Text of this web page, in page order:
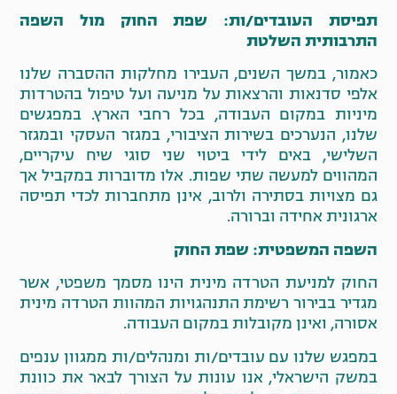
תפיסת העובדים/ות: שפת החוק מול השפה
התרבותית השלטת
כאמור, במשך השנים, העבירו מחלקות ההסברה שלנו
אלפי סדנאות והרצאות על מניעה ועל טיפול בהטרדות
מיניות במקום העבודה, בכל רחבי הארץ. במפגשים
שלנו, הנערכים בשירות הציבורי, במגזר העסקי ובמגזר
השלישי, באים לידי ביטוי שני סוגי שיח עיקריים,
המהווים למעשה שתי שפות. אלו מדוברות במקביל אך
גם מצויות בסתירה ולרוב, אינן מתחברות לכדי תפיסה
ארגונית אחידה וברורה.
השפה המשפטית: שפת החוק
החוק למניעת הטרדה מינית הינו מסמך משפטי, אשר
מגדיר בבירור רשימת התנהגויות המהוות הטרדה מינית
אסורה, ואינן מקובלות במקום העבודה.
במפגש שלנו עם עובדים/ות ומנהלים/ות ממגוון ענפים
במשק הישראלי, אנו עונות על הצורך לבאר את כוונת